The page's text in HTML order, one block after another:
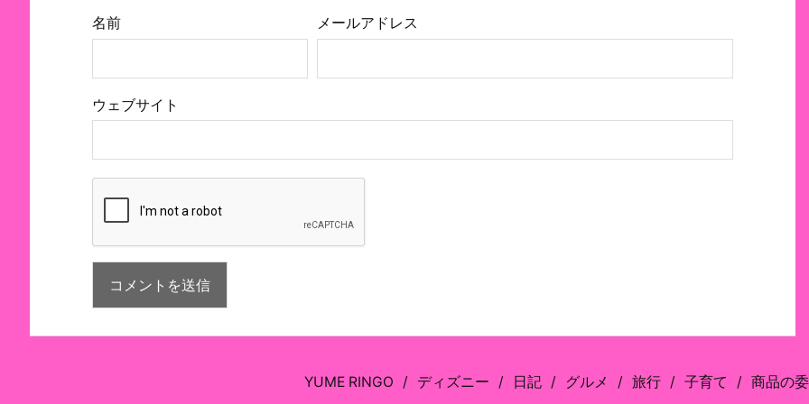
名前 メールアドレス
ウェブサイト
YUME RINGO ディズニー 日記 グルメ 旅行 子育て 商品の